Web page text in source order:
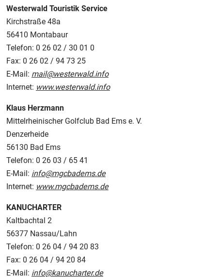
Westerwald Touristik Service
Kirchstraße 48a
56410 Montabaur
Telefon: 0 26 02 / 30 01 0
Fax: 0 26 02 / 94 73 25
E-Mail: mail@westerwald.info
Internet: www.westerwald.info
Klaus Herzmann
Mittelrheinischer Golfclub Bad Ems e. V.
Denzerheide
56130 Bad Ems
Telefon: 0 26 03 / 65 41
E-Mail: info@mgcbadems.de
Internet: www.mgcbadems.de
KANUCHARTER
Kaltbachtal 2
56377 Nassau/Lahn
Telefon: 0 26 04 / 94 20 83
Fax: 0 26 04 / 94 20 84
E-Mail: info@kanucharter.de